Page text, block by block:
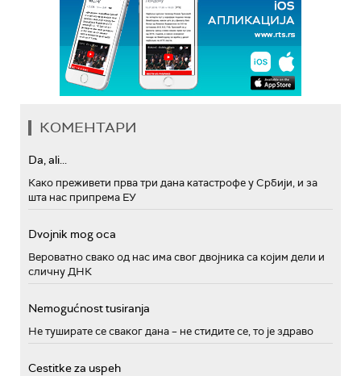
КОМЕНТАРИ
Da, ali...
Како преживети прва три дана катастрофе у Србији, и за
шта нас припрема ЕУ
Dvojnik mog oca
Вероватно свако од нас има свог двојника са којим дели и
сличну ДНК
Nemogućnost tusiranja
Не туширате се сваког дана – не стидите се, то је здраво
Cestitke za uspeh